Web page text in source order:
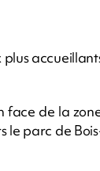
face de la
le parc de